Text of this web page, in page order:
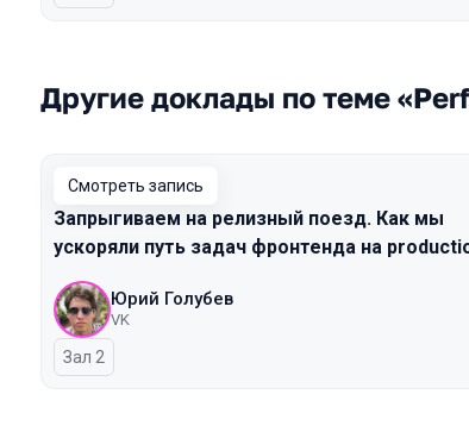
Другие доклады по теме
Смотреть запись
Запрыгиваем на релизный поезд. Как мы
ускоряли путь задач фронтенда на
Юрий Голубев
VK
Зал 2